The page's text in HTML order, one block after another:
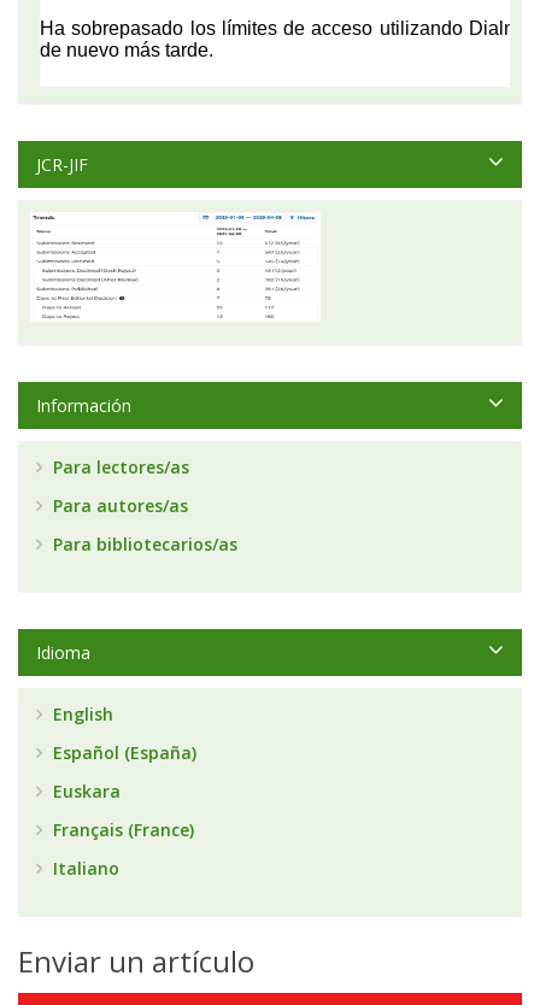
JCR-JIF
Información
Para lectores/as
Para autores/as
Para bibliotecarios/as
Idioma
English
Español (España)
Euskara
Français (France)
Italiano
Enviar un artículo